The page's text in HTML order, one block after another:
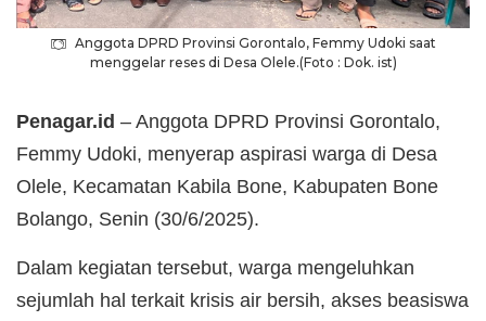
Anggota DPRD Provinsi Gorontalo, Femmy Udoki saat
menggelar reses di Desa Olele.(Foto : Dok. ist)
Penagar.id – Anggota DPRD Provinsi Gorontalo,
Femmy Udoki, menyerap aspirasi warga di Desa
Olele, Kecamatan Kabila Bone, Kabupaten Bone
Bolango, Senin (30/6/2025).
Dalam kegiatan tersebut, warga mengeluhkan
sejumlah hal terkait krisis air bersih, akses beasiswa